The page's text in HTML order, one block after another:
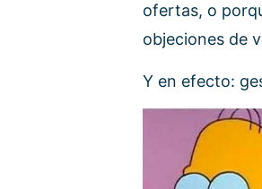
ofertas, o
objeciones de
Y en efecto: